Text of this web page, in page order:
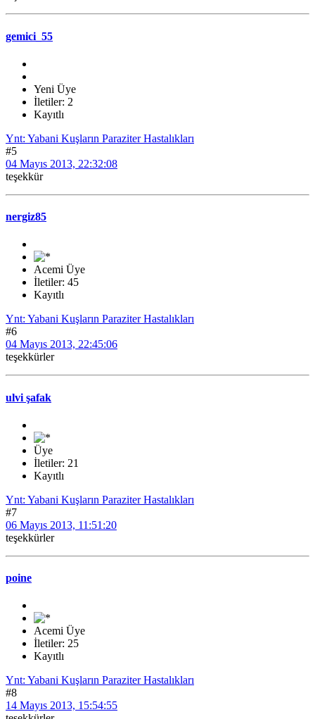
gemici_55
Yeni Üye
İletiler: 2
Kayıtlı
Ynt: Yabani Kuşların Paraziter Hastalıkları
#5
04 Mayıs 2013, 22:32:08
teşekkür
nergiz85
Acemi Üye
İletiler: 45
Kayıtlı
Ynt: Yabani Kuşların Paraziter Hastalıkları
#6
04 Mayıs 2013, 22:45:06
teşekkürler
ulvi şafak
Üye
İletiler: 21
Kayıtlı
Ynt: Yabani Kuşların Paraziter Hastalıkları
#7
06 Mayıs 2013, 11:51:20
teşekkürler
poine
Acemi Üye
İletiler: 25
Kayıtlı
Ynt: Yabani Kuşların Paraziter Hastalıkları
#8
14 Mayıs 2013, 15:54:55